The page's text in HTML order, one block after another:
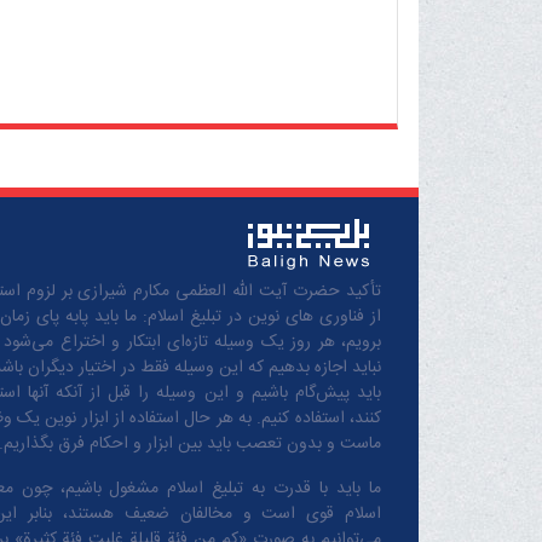
تأکید حضرت آیت الله العظمی مکارم شیرازی بر لزوم
از فناوری های نوین در تبلیغ اسلام: ما باید پابه پای
برویم، هر روز یک وسیله تازه‌ای ابتکار و اختراع
نباید اجازه بدهیم که این وسیله فقط در اختیار دیگران
باید پیش‌گام باشیم و این وسیله را قبل از آنکه آنها
کنند، استفاده کنیم. به هر حال استفاده از ابزار نوین یک
ماست و بدون تعصب باید بین ابزار و احکام فرق بگذاریم.
ما باید با قدرت به تبلیغ اسلام مشغول باشیم، چون
اسلام قوی است و مخالفان ضعیف هستند، بنابر